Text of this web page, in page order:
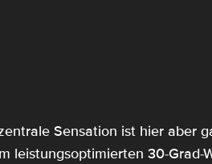
Sensation ist hier aber
leistungsoptimierten 30-Grad-